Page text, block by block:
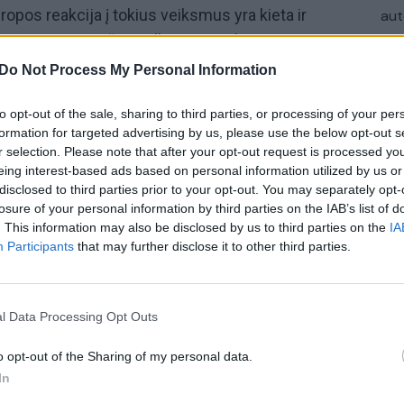
Do Not Process My Personal Information
opt-out of the sale, sharing to third parties, or processing of your
for targeted advertising by us, please use the below opt-out
selection. Please note that after your opt-out request is processed
interest-based ads based on personal information utilized by us
to third parties prior to your opt-out. You may separately
of your personal information by third parties on the IAB’s list of
This information may also be disclosed by us to third parties on the
Participants that may further disclose it to other third parties.
Data Processing Opt Outs
opt-out of the Sharing of my personal data.
reakcija į tokius veiksmus yra kieta ir
yra gana griežta. Kalbama apie kietą poziciją
faktorių leidžia manyti, kad tokie sprendimai
sprendimai yra koordinuoti ir verčia besti
sluoksnius“, – sakė valstybės vadovas. „Tai
su žmogaus gyvybe, kovojimą su politiniais
Stalino laikus, kuomet buvo sakoma, kad
– tęsė jis.
rinkimai 2020 Aleksejus Navalnas